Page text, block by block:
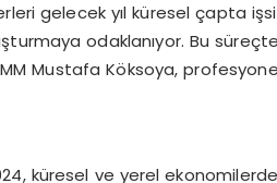
gelecek yıl küresel çapta
odaklanıyor. Bu
Mustafa Köksoya,
küresel ve yerel